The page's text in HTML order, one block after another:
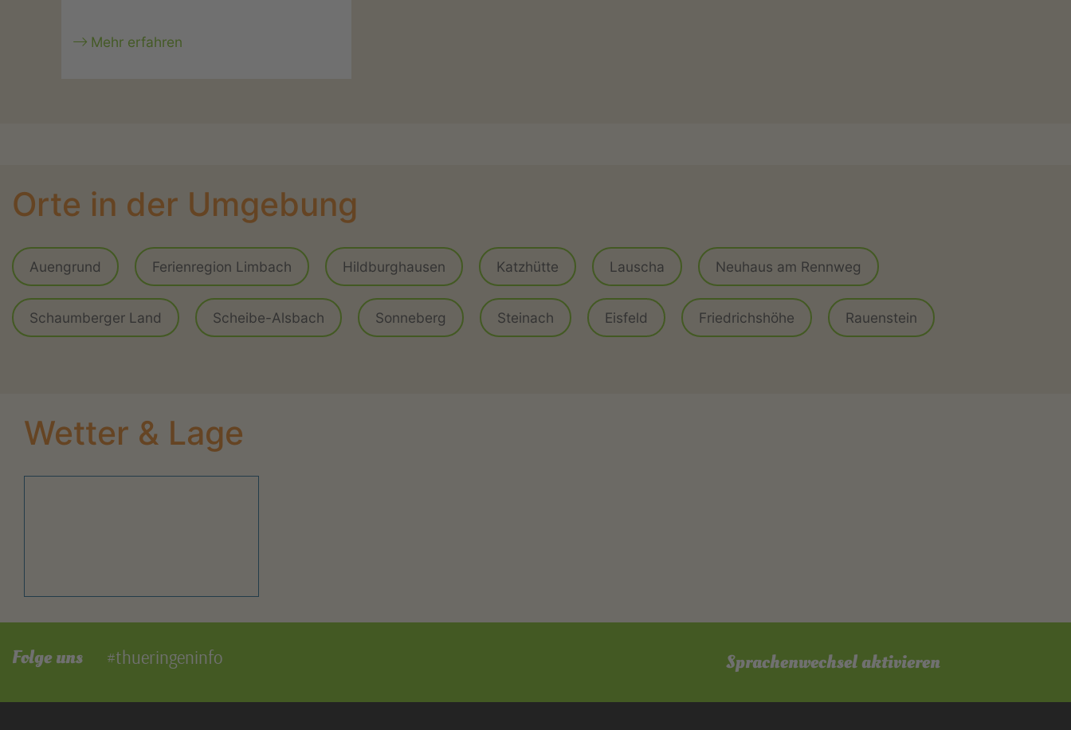
Mehr erfahren
Orte in der Umgebung
Auengrund Ferienregion Limbach Hildburghausen Katzhütte Lauscha Neuhaus am Rennweg
Schaumberger Land Scheibe-Alsbach Sonneberg Steinach Eisfeld Friedrichshöhe Rauenstein
Wetter & Lage
Folge uns #thueringeninfo Sprachenwechsel aktivieren